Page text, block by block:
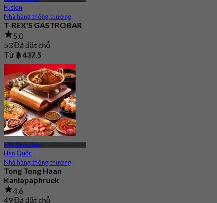
Fusion
Nhà hàng thông thường
T-REX'S GASTROBAR
5.0
53 Đã đặt chỗ
Từ ฿ 437.5
MRT Bang Khae
Hàn Quốc
Nhà hàng thông thường
Tong Tong Haan
Kanlapaphruek
4.6
49 Đã đặt chỗ